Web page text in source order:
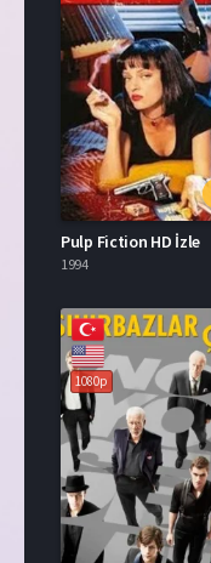
Pulp Fiction HD İzle
1994
1080p